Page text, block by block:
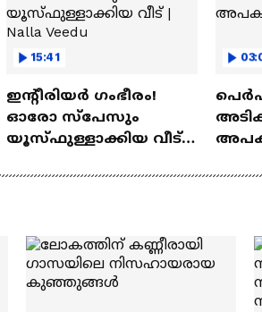
15:41
ഇന്റീരിയർ ഗംഭീരം!
ഓരോ സ്‌പേസും
യൂസ്ഫുള്ളാക്കിയ വീട് |